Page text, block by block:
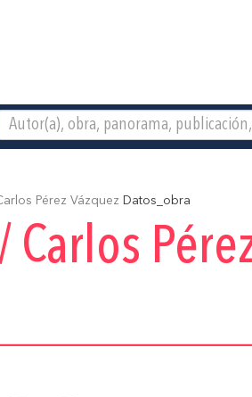
Pérez Vázquez Datos_obra
Carlos